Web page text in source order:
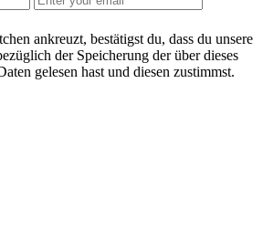
ankreuzt, bestätigst du, dass du unsere
der Speicherung der über dieses
gelesen hast und diesen zustimmst.